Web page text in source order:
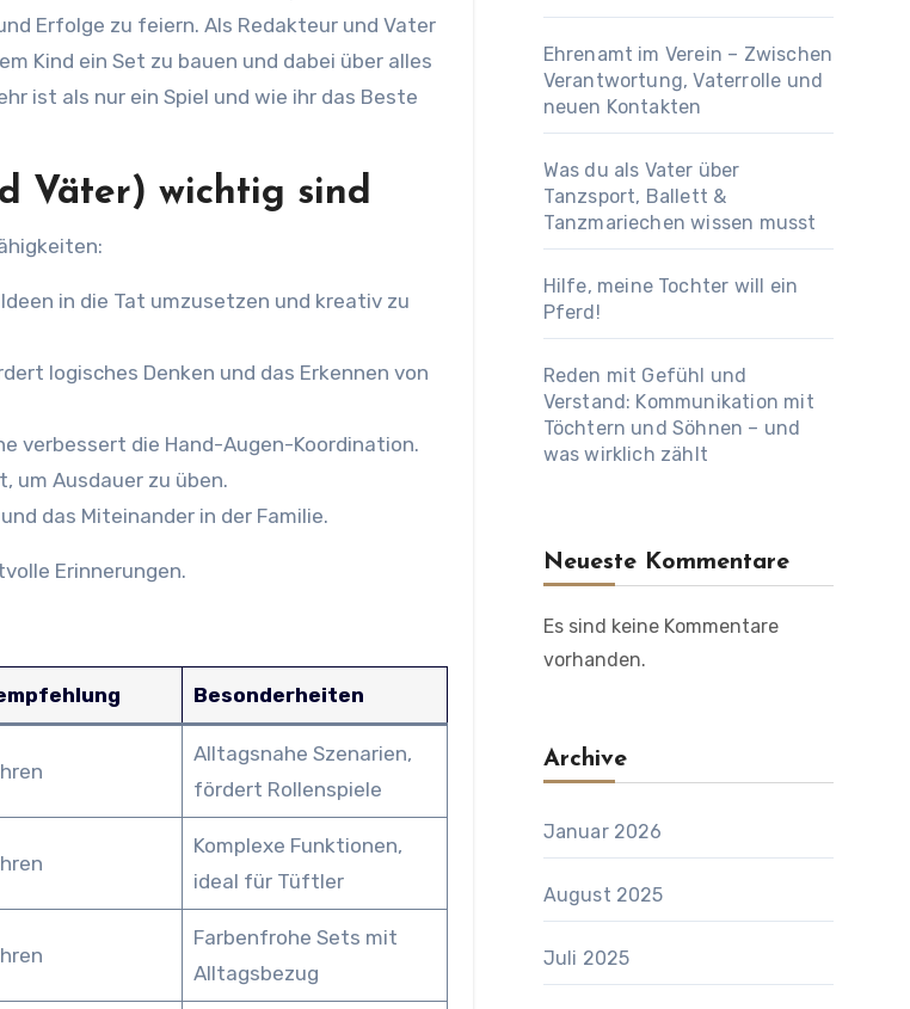
Erfolge zu feiern. Als Redakteur und Vater
Kind ein Set zu bauen und dabei über alles
ist als nur ein Spiel und wie ihr das Beste
Väter) wichtig sind
in die Tat umzusetzen und kreativ zu
logisches Denken und das Erkennen von
verbessert die Hand-Augen-Koordination.
um Ausdauer zu üben.
und das Miteinander in der Familie.
Erinnerungen.
Besonderheiten
Alltagsnahe Szenarien,
fördert Rollenspiele
Komplexe Funktionen,
ideal für Tüftler
Farbenfrohe Sets mit
Alltagsbezug
Ehrenamt im Verein – Zwischen
Verantwortung, Vaterrolle und
neuen Kontakten
Was du als Vater über
Tanzsport, Ballett &
Tanzmariechen wissen musst
Hilfe, meine Tochter will ein
Pferd!
Reden mit Gefühl und
Verstand: Kommunikation mit
Töchtern und Söhnen – und
was wirklich zählt
Neueste Kommentare
Es sind keine Kommentare
vorhanden.
Archive
Januar 2026
August 2025
Juli 2025